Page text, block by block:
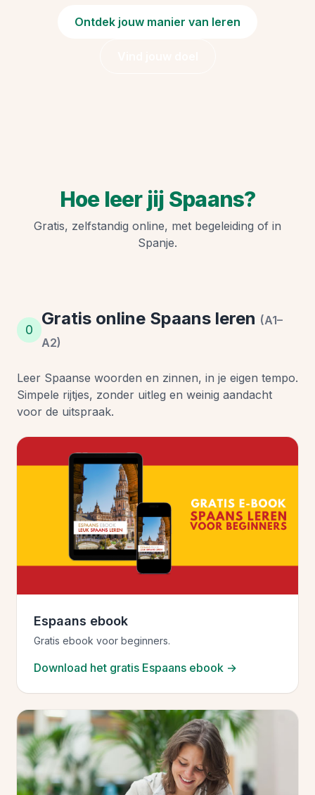
Ontdek jouw manier van leren
Hoe leer jij Spaans?
Gratis, zelfstandig online, met begeleiding of in
Spanje.
0
Gratis online Spaans leren (A1–
A2)
Leer Spaanse woorden en zinnen, in je eigen tempo.
Simpele rijtjes, zonder uitleg en weinig aandacht
voor de uitspraak.
Espaans ebook
Gratis ebook voor beginners.
Download het gratis Espaans ebook →